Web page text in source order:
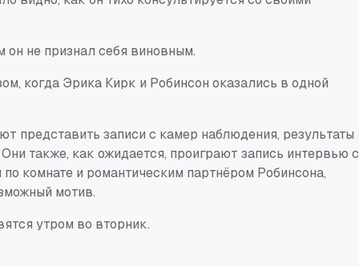
не признал себя виновным.
когда Эрика Кирк и Робинсон оказались в одной
представить записи с камер наблюдения, результаты
также, как ожидается, проиграют запись интервью с
комнате и романтическим партнёром Робинсона,
мотив.
утром во вторник.